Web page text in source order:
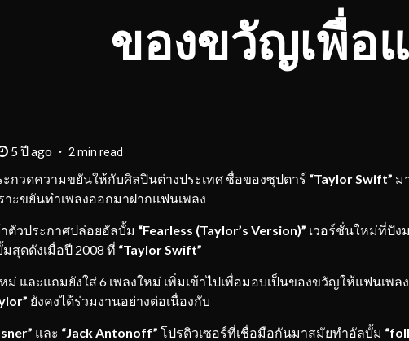
ของขวัญเพื่อ
5 ปี ago 2 min read
ะกวดความขยันให้กับศิลปินต่างประเทศ ชื่อของซุปตาร์ “Taylor Swift” ม
าะขยันทำเพลงออกมาฝากแฟนเพลง
ตัวประกาศปล่อยอัลบั้ม “Fearless (Taylor’s Version)” เวอร์ชั่นใหม่ที่ปัง
สุดดังเมื่อปี 2008 ที่ “Taylor Swift”
ม่ และแถมยังใส่ 6 เพลงใหม่ เพิ่มเข้าไปเพื่อมอบเป็นของขวัญให้แฟนเพล
ยังคงได้ร่วมงานอย่างต่อเนื่องกับ
และ “Jack Antonoff” โปรดิวเซอร์ที่เชื่อมือกันมาสมัยทำอัลบั้ม